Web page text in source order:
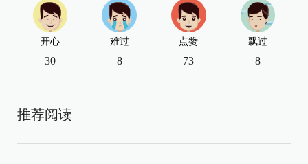
开心
30
难过
8
点赞
73
飘过
8
推荐阅读